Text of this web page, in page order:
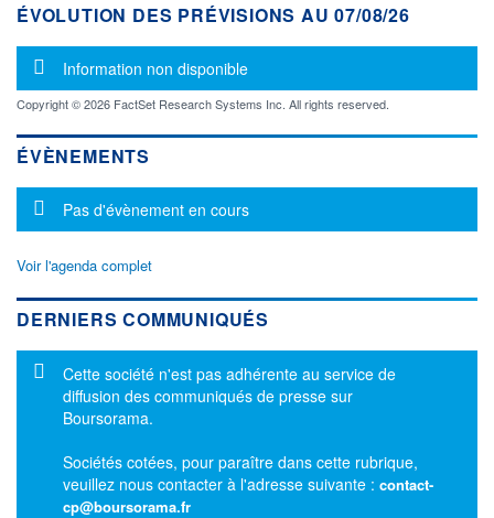
ÉVOLUTION DES PRÉVISIONS AU 07/08/26
Message d'information
Information non disponible
Copyright © 2026 FactSet Research Systems Inc. All rights reserved.
ÉVÈNEMENTS
Message d'information
Pas d'évènement en cours
Voir l'agenda complet
DERNIERS COMMUNIQUÉS
Message d'information
Cette société n'est pas adhérente au service de
diffusion des communiqués de presse sur
Boursorama.
Sociétés cotées, pour paraître dans cette rubrique,
veuillez nous contacter à l'adresse suivante : contact-
cp@boursorama.fr